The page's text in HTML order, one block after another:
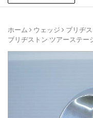
ホーム ウェッジ ブリヂ
ブリヂストン ツアーステー